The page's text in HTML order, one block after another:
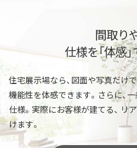
間取り
仕様を「体感
住宅展示場なら、図面や写真だけ
機能性を体感できます。さらに、一
仕様。実際にお客様が建てる、 リ
けます。